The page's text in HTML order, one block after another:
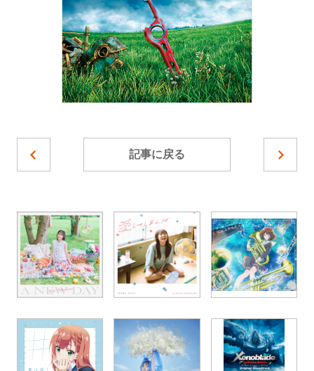
記事に戻る